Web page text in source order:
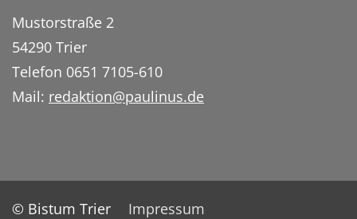
Mustorstraße 2
54290 Trier
Telefon 0651 7105-610
Mail: redaktion@paulinus.de
© Bistum Trier
Impressum